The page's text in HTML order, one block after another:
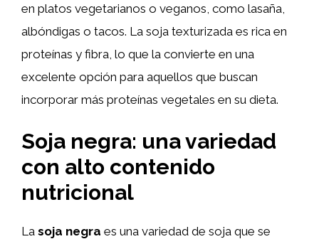
en platos vegetarianos o veganos, como lasaña,
albóndigas o tacos. La soja texturizada es rica en
proteínas y fibra, lo que la convierte en una
excelente opción para aquellos que buscan
incorporar más proteínas vegetales en su dieta.
Soja negra: una variedad
con alto contenido
nutricional
La soja negra es una variedad de soja que se